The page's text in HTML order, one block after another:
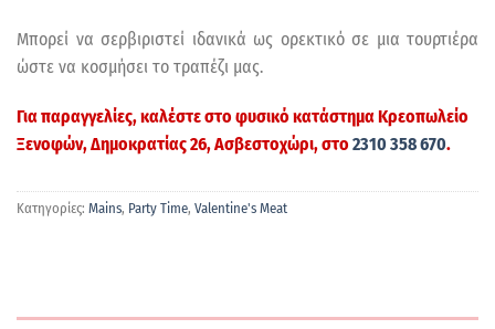
Μπορεί να σερβιριστεί ιδανικά ως ορεκτικό σε μια τουρτιέρα
ώστε να κοσμήσει το τραπέζι μας.
Για παραγγελίες, καλέστε στο φυσικό κατάστημαΚρεοπωλείο
Ξενοφών, Δημοκρατίας 26, Ασβεστοχώρι, στο 2310 358 670.
Κατηγορίες: Mains, Party Time, Valentine's Meat